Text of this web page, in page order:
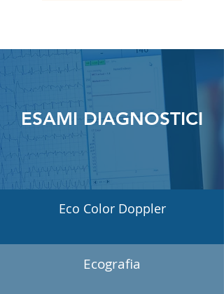
ESAMI DIAGNOSTICI
Eco Color Doppler
Ecografia